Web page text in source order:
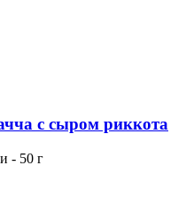
с сыром риккота
- 50 г